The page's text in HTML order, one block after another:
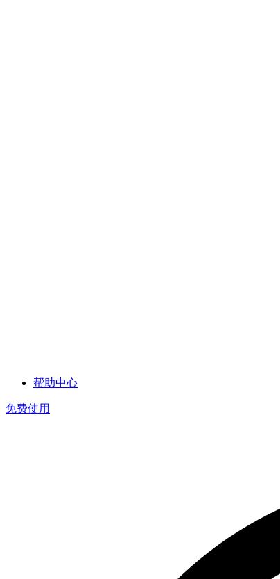
帮助中心
免费使用